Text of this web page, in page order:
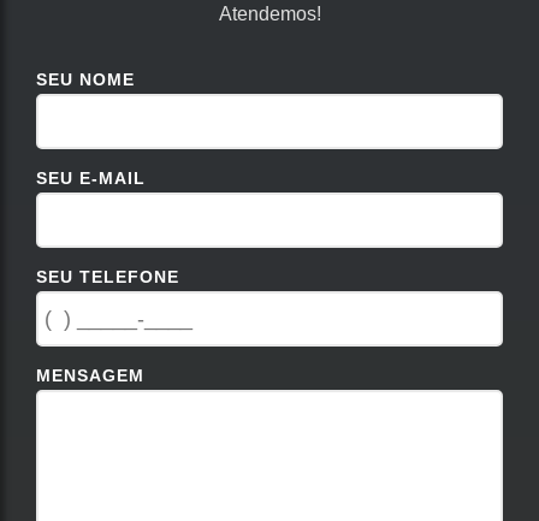
Atendemos!
SEU NOME
SEU E-MAIL
SEU TELEFONE
MENSAGEM